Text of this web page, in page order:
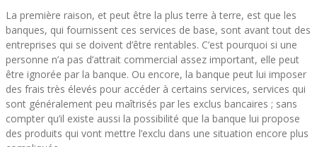
La première raison, et peut être la plus terre à terre, est que les
banques, qui fournissent ces services de base, sont avant tout des
entreprises qui se doivent d’être rentables. C’est pourquoi si une
personne n’a pas d’attrait commercial assez important, elle peut
être ignorée par la banque. Ou encore, la banque peut lui imposer
des frais très élevés pour accéder à certains services, services qui
sont généralement peu maîtrisés par les exclus bancaires ; sans
compter qu’il existe aussi la possibilité que la banque lui propose
des produits qui vont mettre l’exclu dans une situation encore plus